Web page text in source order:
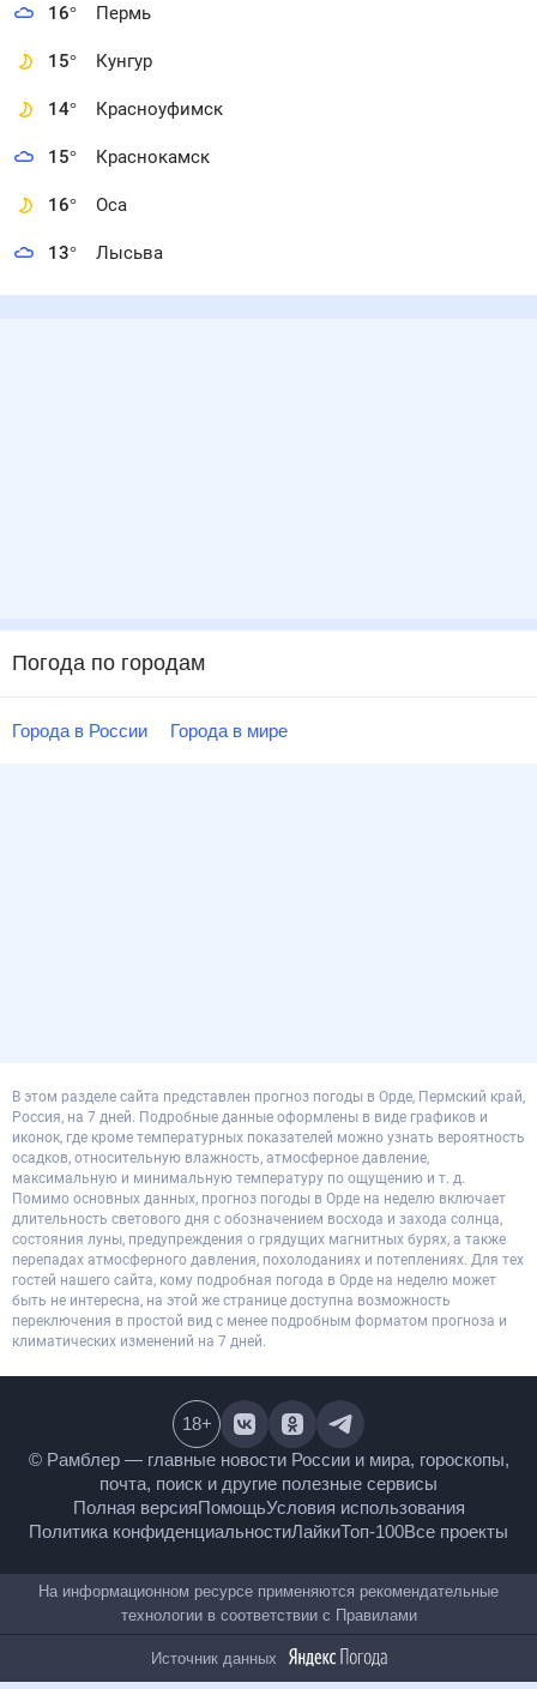
16° Пермь
15° Кунгур
14° Красноуфимск
15° Краснокамск
16° Оса
13° Лысьва
Погода по городам
Города в России Города в мире
В этом разделе сайта представлен прогноз погоды в Орде, Пермский край,
Россия, на 7 дней. Подробные данные оформлены в виде графиков и
иконок, где кроме температурных показателей можно узнать вероятность
осадков, относительную влажность, атмосферное давление,
максимальную и минимальную температуру по ощущению и т. д.
Помимо основных данных, прогноз погоды в Орде на неделю включает
длительность светового дня с обозначением восхода и захода солнца,
состояния луны, предупреждения о грядущих магнитных бурях, а также
перепадах атмосферного давления, похолоданиях и потеплениях. Для тех
гостей нашего сайта, кому подробная погода в Орде на неделю может
быть не интересна, на этой же странице доступна возможность
переключения в простой вид с менее подробным форматом прогноза и
климатических изменений на 7 дней.
© Рамблер — главные новости России и мира,
гороскопы, почта, поиск и другие полезные сервисы
Полная версияПомощьУсловия использования
Политика конфиденциальностиЛайкиТоп-100
18+
На информационном ресурсе применяются
рекомендательные технологии в соответствии сПравилами
Источник данных